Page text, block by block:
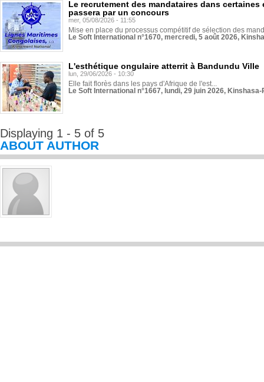
Le recrutement des mandataires dans
passera par un concours
mer, 05/08/2026 - 11:55
Mise en place du processus compétitif de sélection des
Le Soft International n°1670, mercredi, 5 août 2026,
L'esthétique ongulaire atterrit à Bandundu Ville
lun, 29/06/2026 - 10:30
Elle fait florès dans les pays d'Afrique de l'est...
Le Soft International n°1667, lundi, 29 juin 2026,
Displaying 1 - 5 of 5
ABOUT AUTHOR